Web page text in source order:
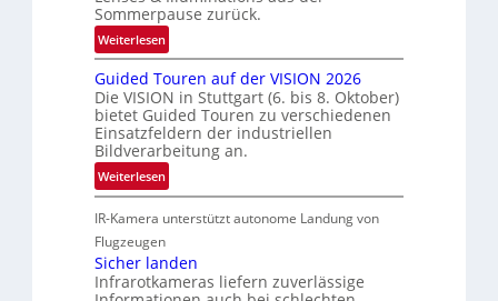
h
r
t
t
e
c
h
n
i
w
i
s
c
h
e
n
4
K
M
e
m
s
g
r
e
z
t
e
M
ö
g
l
i
c
h
Sommerpause zurück.
Weiterlesen:
R
ü
c
k
k
e
h
d
e
r
i
Guided Touren auf der VISION 2026
Die VISION in Stuttgart (6. bis 8. Oktober)
bietet Guided Touren zu verschiedenen
Einsatzfeldern der industriellen
Bildverarbeitung an.
Weiterlesen:
G
u
i
d
e
IR-Kamera unterstützt autonome Landung von
Flugzeugen
Sicher landen
Infrarotkameras liefern zuverlässige